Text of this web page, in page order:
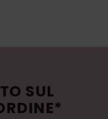
SUL